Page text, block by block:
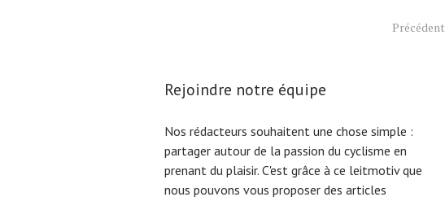
publications
Précédent
Rejoindre notre équipe
Nos rédacteurs souhaitent une chose simple :
partager autour de la passion du cyclisme en
prenant du plaisir. C'est grâce à ce leitmotiv que
nous pouvons vous proposer des articles